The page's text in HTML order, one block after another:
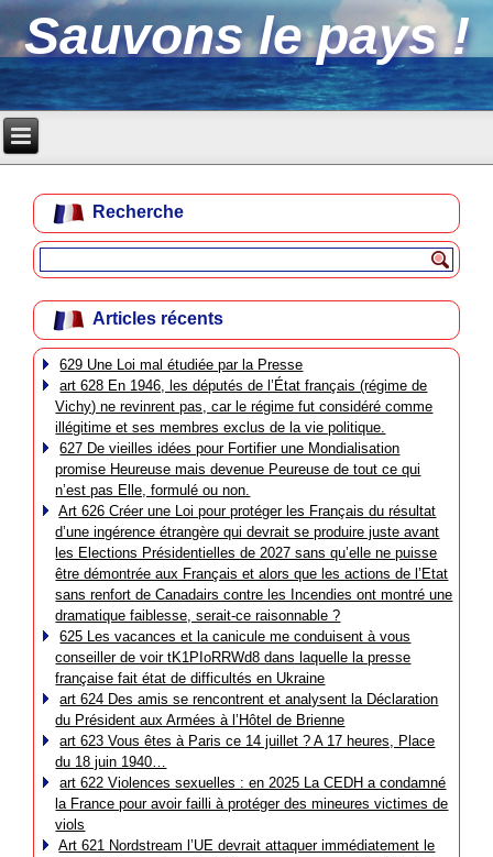
Sauvons le pays !
Recherche
Articles récents
629 Une Loi mal étudiée par la Presse
art 628 En 1946, les députés de l’État français (régime de
Vichy) ne revinrent pas, car le régime fut considéré comme
illégitime et ses membres exclus de la vie politique.
627 De vieilles idées pour Fortifier une Mondialisation
promise Heureuse mais devenue Peureuse de tout ce qui
n’est pas Elle, formulé ou non.
Art 626 Créer une Loi pour protéger les Français du résultat
d’une ingérence étrangère qui devrait se produire juste avant
les Elections Présidentielles de 2027 sans qu’elle ne puisse
être démontrée aux Français et alors que les actions de l’Etat
sans renfort de Canadairs contre les Incendies ont montré une
dramatique faiblesse, serait-ce raisonnable ?
625 Les vacances et la canicule me conduisent à vous
conseiller de voir tK1PIoRRWd8 dans laquelle la presse
française fait état de difficultés en Ukraine
art 624 Des amis se rencontrent et analysent la Déclaration
du Président aux Armées à l’Hôtel de Brienne
art 623 Vous êtes à Paris ce 14 juillet ? A 17 heures, Place
du 18 juin 1940…
art 622 Violences sexuelles : en 2025 La CEDH a condamné
la France pour avoir failli à protéger des mineures victimes de
viols
Art 621 Nordstream l’UE devrait attaquer immédiatement le